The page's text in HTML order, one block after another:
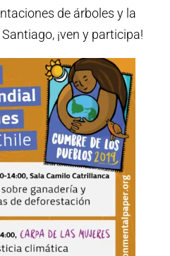
de árboles y la
¡ven y participa!